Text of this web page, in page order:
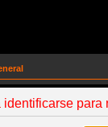
identificarse para